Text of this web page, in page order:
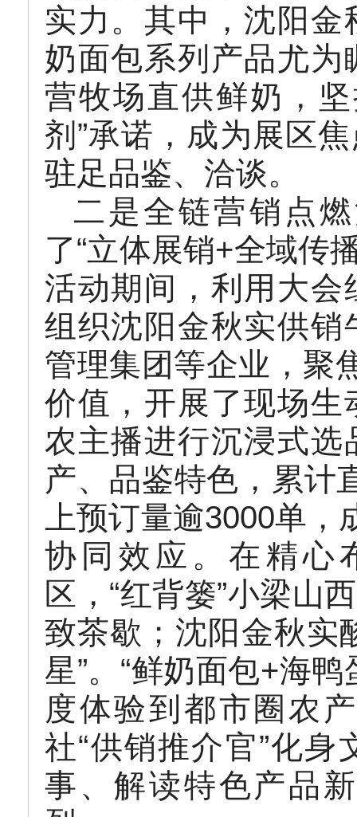
实力。其中，沈阳
奶面包系列产品尤
营牧场直供鲜奶，
剂”承诺，成为展区
驻足品鉴、洽谈。
二是全链营销点
了“立体展销+全域传
活动期间，利用大
组织沈阳金秋实供
管理集团等企业，聚
价值，开展了现场
农主播进行沉浸式
产、品鉴特色，累计
上预订量逾3000单
协同效应。在精心
区，“红背篓”小梁山
致茶歇；沈阳金秋实
星”。“鲜奶面包+海
度体验到都市圈农
社“供销推介官”化
事、解读特色产品